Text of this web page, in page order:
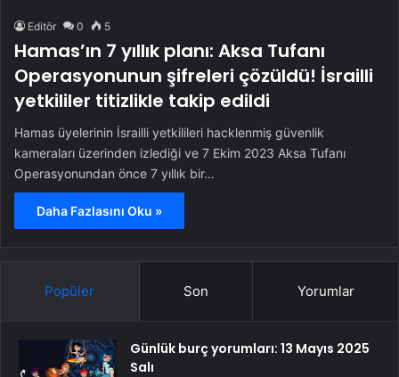
Editör 0 5
Hamas’ın 7 yıllık planı: Aksa Tufanı
Operasyonunun şifreleri çözüldü! İsrailli
yetkililer titizlikle takip edildi
Hamas üyelerinin İsrailli yetkilileri hacklenmiş güvenlik
kameraları üzerinden izlediği ve 7 Ekim 2023 Aksa Tufanı
Operasyonundan önce 7 yıllık bir…
Daha Fazlasını Oku »
Popüler Son Yorumlar
Günlük burç yorumları: 13 Mayıs 2025
Salı